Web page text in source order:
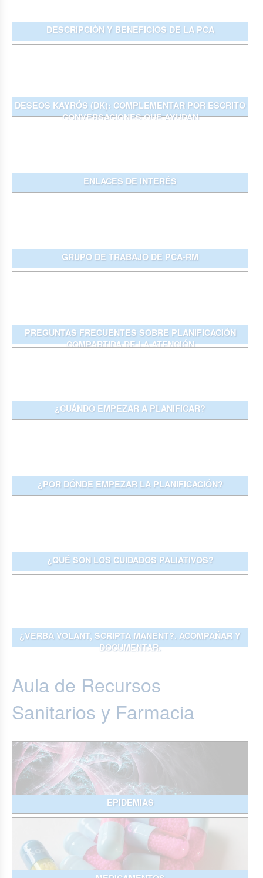
DESCRIPCIÓN Y BENEFICIOS DE LA PCA
DESEOS KAYRÓS (DK): COMPLEMENTAR POR ESCRITO
CONVERSACIONES QUE AYUDAN
ENLACES DE INTERÉS
GRUPO DE TRABAJO DE PCA-RM
PREGUNTAS FRECUENTES SOBRE PLANIFICACIÓN
COMPARTIDA DE LA ATENCIÓN
¿CUÁNDO EMPEZAR A PLANIFICAR?
¿POR DÓNDE EMPEZAR LA PLANIFICACIÓN?
¿QUÉ SON LOS CUIDADOS PALIATIVOS?
¿VERBA VOLANT, SCRIPTA MANENT?. ACOMPAÑAR Y
DOCUMENTAR.
Aula de Recursos
Sanitarios y Farmacia
EPIDEMIAS